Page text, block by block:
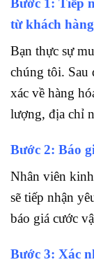
Bước 1: Tiếp
từ khách
Bạn thực sự
chúng tôi. Sau
xác về hàng
lượng, địa chỉ
Bước 2: Báo
Nhân viên
sẽ tiếp nhận
báo giá cước
Bước 3: Xác